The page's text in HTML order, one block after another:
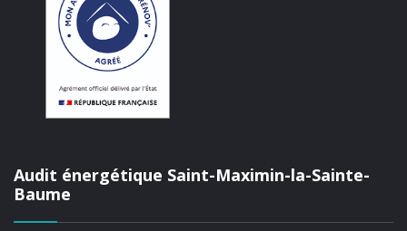
Audit énergétique Saint-Maximin-la-Sainte-
Baume